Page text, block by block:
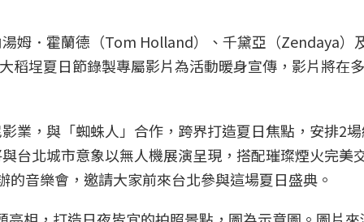
姆．霍蘭德（Tom Holland）、千黛亞（Zendaya）
埕夏日節錄製專屬影片為活動暖身宣傳，影片將在
業，與「蜘蛛人」合作，跨界打造夏日焦點，安排2
台北城市意象以無人機展演呈現，搭配璀璨煙火完美
音樂會，邀請大家前來台北參與這場夏日盛典。